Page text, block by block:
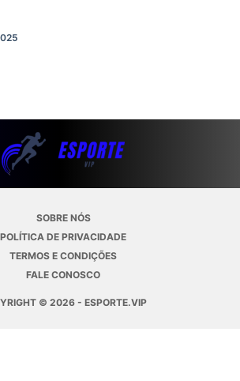
SOBRE NÓS
POLÍTICA DE PRIVACIDADE
TERMOS E CONDIÇÕES
FALE CONOSCO
© 2026 - ESPORTE.VIP